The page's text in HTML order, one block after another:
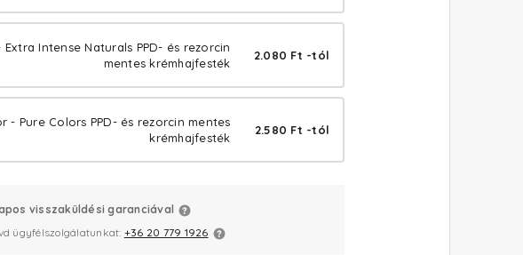
Extra Intense Naturals PPD- és rezorcin
mentes krémhajfesték
2.080 Ft -tól
- Pure Colors PPD- és rezorcin mentes
krémhajfesték
2.580 Ft -tól
visszaküldési garanciával
ügyfélszolgálatunkat: +36 20 779 1926